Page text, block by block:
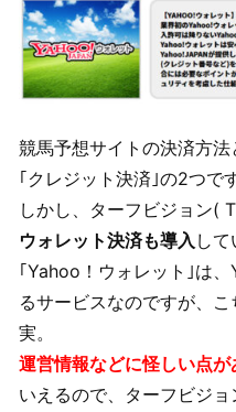
競馬予想サイトの決済方
｢クレジット決済｣の2つです
しかし、ターフビジョン(
ウォレット決済も導入 して
｢Yahoo！ウォレット｣は
るサービスなのですが、
実。
運営情報などに怪しい点
いえるので、ターフビジョ